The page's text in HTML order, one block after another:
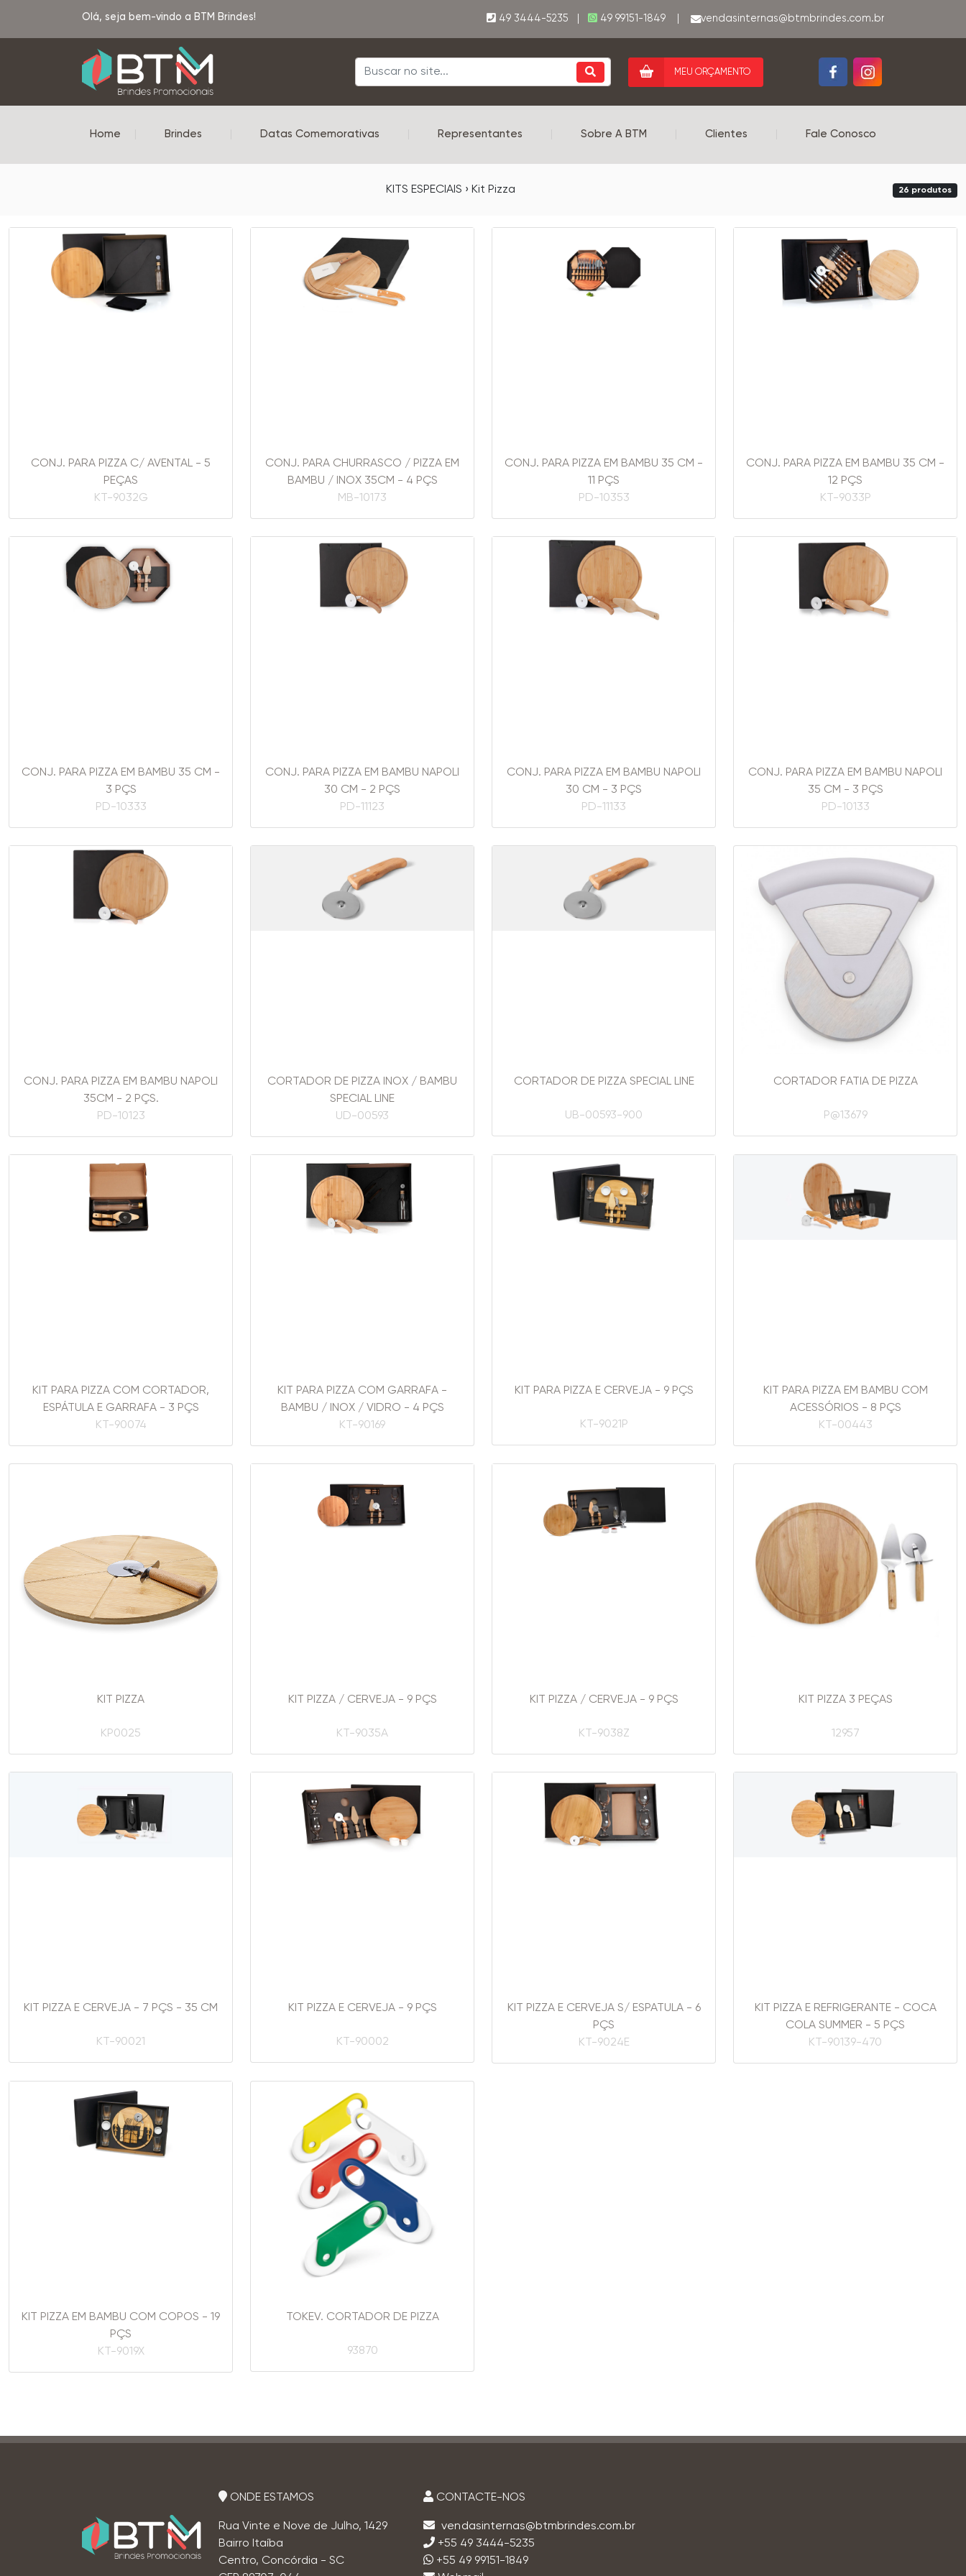
Olá, seja bem-vindo a BTM Brindes! 49 3444-5235 | 49 99151-1849
MEU ORÇAMENTO
Home Brindes Datas Comemorativas Representantes Sobre A BTM Clientes Fale Conosco
KITS ESPECIAIS › Kit Pizza 26 produtos
CONJ. PARA PIZZA C/ AVENTAL - 5
PEÇAS
KT-9032G
CONJ. PARA CHURRASCO / PIZZA EM
BAMBU / INOX 35CM - 4 PÇS
MB-10173
CONJ. PARA PIZZA EM BAMBU 35 CM -
11 PÇS
PD-10353
CONJ. PARA PIZZA EM BAMBU 35 CM -
12 PÇS
KT-9033P
CONJ. PARA PIZZA EM BAMBU 35 CM -
3 PÇS
PD-10333
CONJ. PARA PIZZA EM BAMBU NAPOLI
30 CM - 2 PÇS
PD-11123
CONJ. PARA PIZZA EM BAMBU NAPOLI
30 CM - 3 PÇS
PD-11133
CONJ. PARA PIZZA EM BAMBU NAPOLI
35 CM - 3 PÇS
PD-10133
CONJ. PARA PIZZA EM BAMBU NAPOLI
35CM - 2 PÇS.
PD-10123
CORTADOR DE PIZZA INOX / BAMBU
SPECIAL LINE
UD-00593
CORTADOR DE PIZZA SPECIAL LINE
UB-00593-900
CORTADOR FATIA DE PIZZA
P@13679
KIT PARA PIZZA COM CORTADOR,
ESPÁTULA E GARRAFA - 3 PÇS
KT-90074
KIT PARA PIZZA COM GARRAFA -
BAMBU / INOX / VIDRO - 4 PÇS
KT-90169
KIT PARA PIZZA E CERVEJA - 9 PÇS
KT-9021P
KIT PARA PIZZA EM BAMBU COM
ACESSÓRIOS - 8 PÇS
KT-00443
KIT PIZZA
KP0025
KIT PIZZA / CERVEJA - 9 PÇS
KT-9035A
KIT PIZZA / CERVEJA - 9 PÇS
KT-9038Z
KIT PIZZA 3 PEÇAS
12957
KIT PIZZA E CERVEJA - 7 PÇS - 35 CM
KT-90021
KIT PIZZA E CERVEJA - 9 PÇS
KT-90002
KIT PIZZA E CERVEJA S/ ESPATULA - 6
PÇS
KT-9024E
KIT PIZZA E REFRIGERANTE - COCA
COLA SUMMER - 5 PÇS
KT-90139-470
KIT PIZZA EM BAMBU COM COPOS - 19
PÇS
KT-9019X
TOKEV. CORTADOR DE PIZZA
93870
ONDE ESTAMOS
Rua Vinte e Nove de Julho, 1429
Bairro Itaíba
Centro, Concórdia - SC
CONTACTE-NOS
+55 49 3444-5235
+55 49 99151-1849